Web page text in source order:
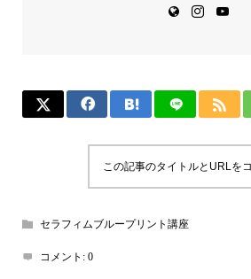
この記事のタイトルとURLを
セラフィムブループリント講座
コメント: 0